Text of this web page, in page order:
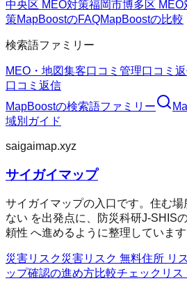
中央区 MEO対策福岡市博多区 MEO
策MapBoostのFAQMapBoostの比較
検索語ファミリー
MEO・地図集客口コミ管理口コミ
口コミ返信
MapBoostの検索語ファミリー
域別ガイド
saigaimap.xyz
サイガイマップ
サイガイマップの入口です。住む
ない を出発点に、防災科研J-SHIS
頼性 へ進めるように整理しています
災害リスク災害リスク 無料住所 リ
ップ確認の進め方比較チェックリス